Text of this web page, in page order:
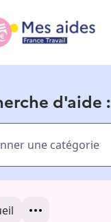
d'aide :
une catégorie